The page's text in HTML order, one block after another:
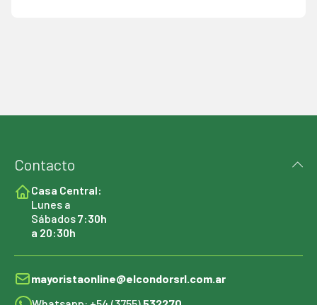
Contacto
Casa Central:
Lunes a
Sábados7:30h
a 20:30h
mayoristaonline@elcondorsrl.com.ar